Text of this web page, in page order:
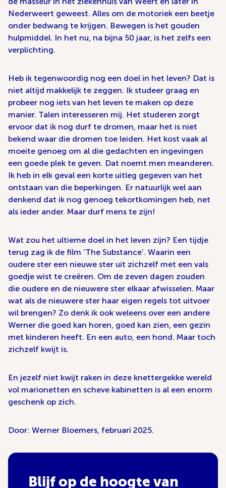
Nederweert geweest. Alles om de motoriek een beetje
onder bedwang te krijgen. Bewegen is het gouden
hulpmiddel. In het nu, na bijna 50 jaar, is het zelfs een
verplichting.
Heb ik tegenwoordig nog een doel in het leven? Dat is
niet altijd makkelijk te zeggen. Ik studeer graag en
probeer nog iets van het leven te maken op deze
manier. Talen interesseren mij. Het studeren zorgt
ervoor dat ik nog durf te dromen, maar het is niet
bekend waar die dromen toe leiden. Het kost vaak al
moeite genoeg om al die gedachten en ingevingen
een goede plek te geven. Dat noemt men meanderen.
Ik heb in elk geval een korte uitleg gegeven van het
ontstaan van die beperkingen. Er natuurlijk wel aan
denkend dat ik nog genoeg tekortkomingen heb, net
als ieder ander. Maar durf mens te zijn!
Wat zou het ultieme doel in het leven zijn? Een tijdje
terug zag ik de film ‘The Substance’. Waarin een
oudere ster een nieuwe ster uit zichzelf met een vals
goedje wist te creëren. Om de zeven dagen zouden
die oudere en de nieuwere ster elkaar afwisselen. Maar
wat als de nieuwere ster haar eigen regels tot uitvoer
wil brengen? Zo denk ik ook weleens over een andere
Werner die goed kan horen, goed kan zien, een gezin
met kinderen heeft. En een auto, een hond. Maar toch
zichzelf kwijt is.
En jezelf niet kwijt raken in deze knettergekke wereld
vol marionetten en scheve kabinetten is al een enorm
geschenk op zich.
Door: Werner Bloemers, februari 2025.
Blijf op de hoogte van